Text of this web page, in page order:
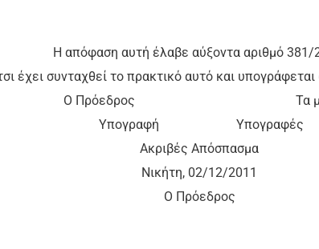
Η απόφαση αυτή έλαβε αύξοντα αριθμό 381/
έχει συνταχθεί το πρακτικό αυτό και
Ο Πρόεδρος Τα
Υπογραφή Υπογραφές
Ακριβές Απόσπασμα
Νικήτη, 02/12/2011
Ο Πρόεδρος